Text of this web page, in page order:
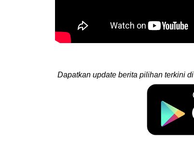
Dapatkan update berita pilihan terkini di